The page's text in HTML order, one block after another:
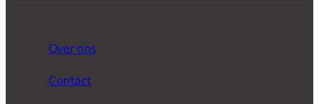
Over ons
Contact